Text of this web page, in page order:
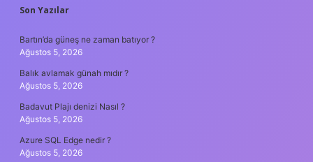
SIDEBAR
Son Yazılar
Bartın’da güneş ne zaman batıyor ?
Ağustos 5, 2026
Balık avlamak günah mıdır ?
Ağustos 5, 2026
Badavut Plajı denizi Nasıl ?
Ağustos 5, 2026
Azure SQL Edge nedir ?
Ağustos 5, 2026